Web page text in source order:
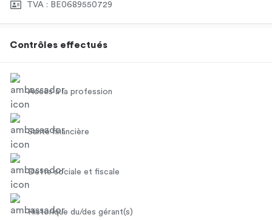
TVA : BE0689550729
Contrôles effectués
Accès à la profession
Santé financière
Dette sociale et fiscale
Historique du/des gérant(s)